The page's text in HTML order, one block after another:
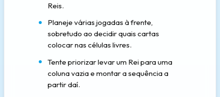
Reis.
Planeje várias jogadas à frente,
sobretudo ao decidir quais cartas
colocar nas células livres.
Tente priorizar levar um Rei para uma
coluna vazia e montar a sequência a
partir daí.